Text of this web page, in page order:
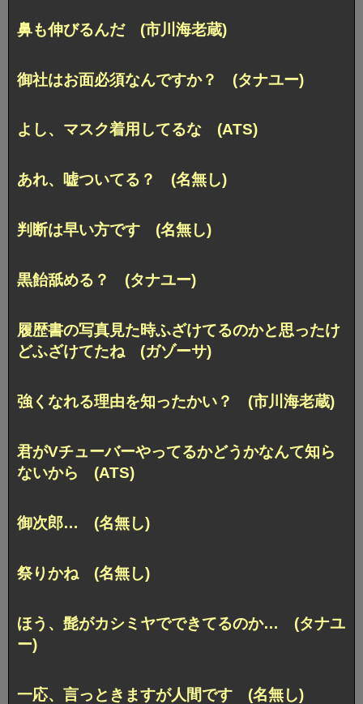
鼻も伸びるんだ (市川海老蔵)
御社はお面必須なんですか？ (タナユー)
よし、マスク着用してるな (ATS)
あれ、嘘ついてる？ (名無し)
判断は早い方です (名無し)
黒飴舐める？ (タナユー)
履歴書の写真見た時ふざけてるのかと思ったけ
どふざけてたね (ガゾーサ)
強くなれる理由を知ったかい？ (市川海老蔵)
君がVチューバーやってるかどうかなんて知ら
ないから (ATS)
御次郎… (名無し)
祭りかね (名無し)
ほう、髭がカシミヤでできてるのか… (タナユ
ー)
一応、言っときますが人間です (名無し)